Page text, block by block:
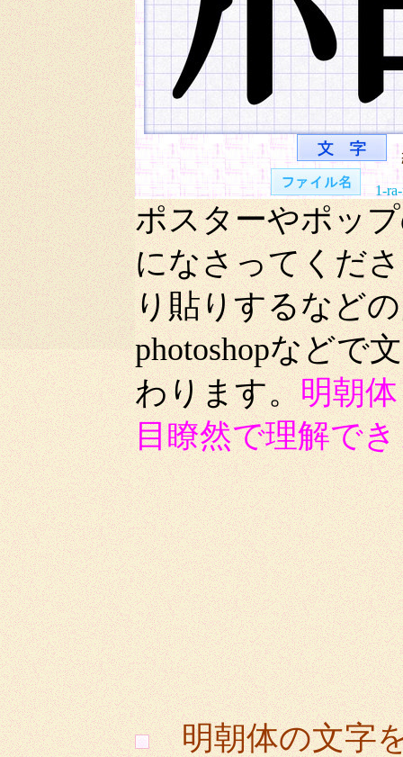
1-
ポスターやポッ
になさってくだ
り貼りするなど
photoshopなどで
わります。明朝
目瞭然で理解で
明朝体の文字